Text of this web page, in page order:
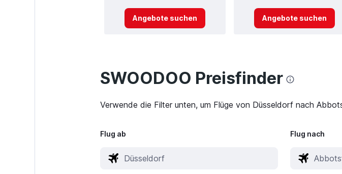
Angebote suchen Angebote suchen
SWOODOO Preisfinder
Verwende die Filter unten, um Flüge von Düsseldorf nach
Flug ab Flug nach